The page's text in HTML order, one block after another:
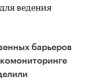
ведения
барьеров